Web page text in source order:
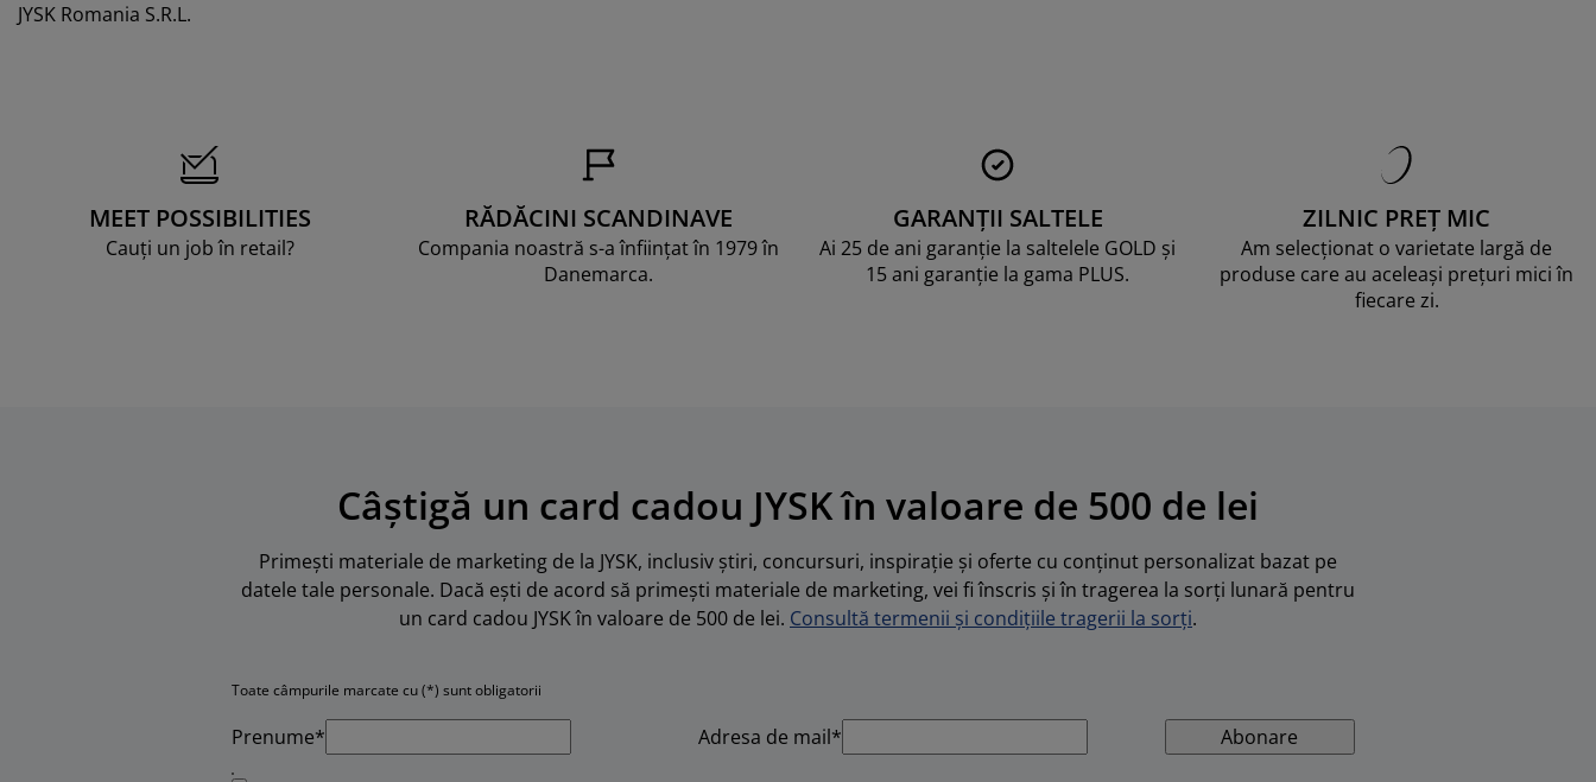
JYSK Romania S.R.L.
MEET POSSIBILITIES
Cauți un job în retail?
RĂDĂCINI SCANDINAVE
Compania noastră s-a înființat în 1979 în
Danemarca.
GARANȚII SALTELE
Ai 25 de ani garanție la saltelele GOLD și
15 ani garanție la gama PLUS.
ZILNIC PREȚ MIC
Am selecționat o varietate largă de
produse care au aceleași prețuri mici în
fiecare zi.
Câștigă un card cadou JYSK în valoare de 500 de lei
Primești materiale de marketing de la JYSK, inclusiv știri, concursuri, inspirație și oferte cu conținut personalizat bazat pe
datele tale personale. Dacă ești de acord să primești materiale de marketing, vei fi înscris și în tragerea la sorți lunară pentru
un card cadou JYSK în valoare de 500 de lei. Consultă termenii și condițiile tragerii la sorți.
Toate câmpurile marcate cu (*) sunt obligatorii
Prenume* Adresa de mail* Abonare